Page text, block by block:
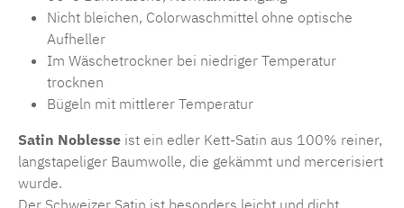
Nicht bleichen, Colorwaschmittel ohne optische
Aufheller
Im Wäschetrockner bei niedriger Temperatur
trocknen
Bügeln mit mittlerer Temperatur
Satin Noblesse ist ein edler Kett-Satin aus 100% reiner,
langstapeliger Baumwolle, die gekämmt und mercerisiert
wurde.